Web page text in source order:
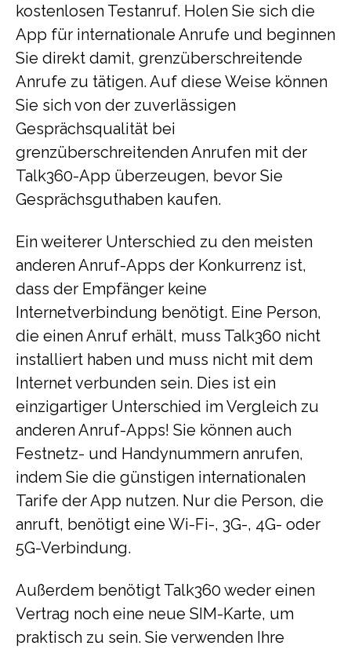
kostenlosen Testanruf. Holen Sie sich die
App für internationale Anrufe und beginnen
Sie direkt damit, grenzüberschreitende
Anrufe zu tätigen. Auf diese Weise können
Sie sich von der zuverlässigen
Gesprächsqualität bei
grenzüberschreitenden Anrufen mit der
Talk360-App überzeugen, bevor Sie
Gesprächsguthaben kaufen.
Ein weiterer Unterschied zu den meisten
anderen Anruf-Apps der Konkurrenz ist,
dass der Empfänger keine
Internetverbindung benötigt. Eine Person,
die einen Anruf erhält, muss Talk360 nicht
installiert haben und muss nicht mit dem
Internet verbunden sein. Dies ist ein
einzigartiger Unterschied im Vergleich zu
anderen Anruf-Apps! Sie können auch
Festnetz- und Handynummern anrufen,
indem Sie die günstigen internationalen
Tarife der App nutzen. Nur die Person, die
anruft, benötigt eine Wi-Fi-, 3G-, 4G- oder
5G-Verbindung.
Außerdem benötigt Talk360 weder einen
Vertrag noch eine neue SIM-Karte, um
praktisch zu sein. Sie verwenden Ihre